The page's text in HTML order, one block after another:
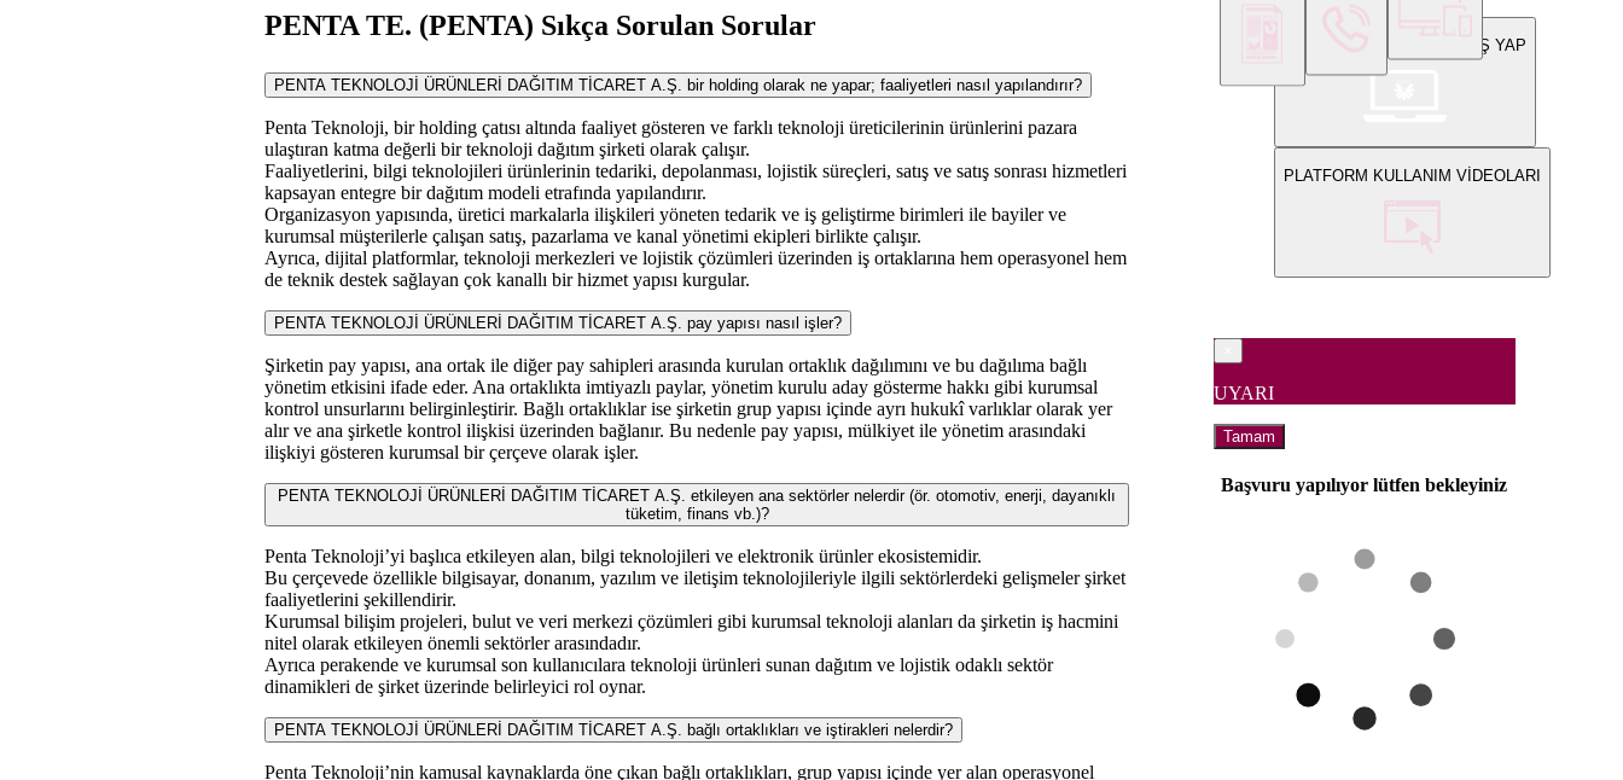
PENTA TE. (PENTA) Sıkça Sorulan Sorular
PENTA TEKNOLOJİ ÜRÜNLERİ DAĞITIM TİCARET A.Ş. bir holding olarak ne yapar; faaliyetleri nasıl yapılandırır?
Penta Teknoloji, bir holding çatısı altında faaliyet gösteren ve farklı teknoloji üreticilerinin ürünlerini pazara
ulaştıran katma değerli bir teknoloji dağıtım şirketi olarak çalışır.
Faaliyetlerini, bilgi teknolojileri ürünlerinin tedariki, depolanması, lojistik süreçleri, satış ve satış sonrası hizmetleri
kapsayan entegre bir dağıtım modeli etrafında yapılandırır.
Organizasyon yapısında, üretici markalarla ilişkileri yöneten tedarik ve iş geliştirme birimleri ile bayiler ve
kurumsal müşterilerle çalışan satış, pazarlama ve kanal yönetimi ekipleri birlikte çalışır.
Ayrıca, dijital platformlar, teknoloji merkezleri ve lojistik çözümleri üzerinden iş ortaklarına hem operasyonel hem
de teknik destek sağlayan çok kanallı bir hizmet yapısı kurgular.
PENTA TEKNOLOJİ ÜRÜNLERİ DAĞITIM TİCARET A.Ş. pay yapısı nasıl işler?
Şirketin pay yapısı, ana ortak ile diğer pay sahipleri arasında kurulan ortaklık dağılımını ve bu dağılıma bağlı
yönetim etkisini ifade eder. Ana ortaklıkta imtiyazlı paylar, yönetim kurulu aday gösterme hakkı gibi kurumsal
kontrol unsurlarını belirginleştirir. Bağlı ortaklıklar ise şirketin grup yapısı içinde ayrı hukukî varlıklar olarak yer
alır ve ana şirketle kontrol ilişkisi üzerinden bağlanır. Bu nedenle pay yapısı, mülkiyet ile yönetim arasındaki
ilişkiyi gösteren kurumsal bir çerçeve olarak işler.
PENTA TEKNOLOJİ ÜRÜNLERİ DAĞITIM TİCARET A.Ş. etkileyen ana sektörler nelerdir (ör. otomotiv, enerji, dayanıklı
tüketim, finans vb.)?
Penta Teknoloji’yi başlıca etkileyen alan, bilgi teknolojileri ve elektronik ürünler ekosistemidir.
Bu çerçevede özellikle bilgisayar, donanım, yazılım ve iletişim teknolojileriyle ilgili sektörlerdeki gelişmeler şirket
faaliyetlerini şekillendirir.
Kurumsal bilişim projeleri, bulut ve veri merkezi çözümleri gibi kurumsal teknoloji alanları da şirketin iş hacmini
nitel olarak etkileyen önemli sektörler arasındadır.
Ayrıca perakende ve kurumsal son kullanıcılara teknoloji ürünleri sunan dağıtım ve lojistik odaklı sektör
dinamikleri de şirket üzerinde belirleyici rol oynar.
PENTA TEKNOLOJİ ÜRÜNLERİ DAĞITIM TİCARET A.Ş. bağlı ortaklıkları ve iştirakleri nelerdir?
Penta Teknoloji’nin kamusal kaynaklarda öne çıkan bağlı ortaklıkları, grup yapısı içinde yer alan operasyonel
WEB PLATFORMUNA GİRİŞ YAP
PLATFORM KULLANIM VİDEOLARI
UYARI
Tamam
Başvuru yapılıyor lütfen bekleyiniz